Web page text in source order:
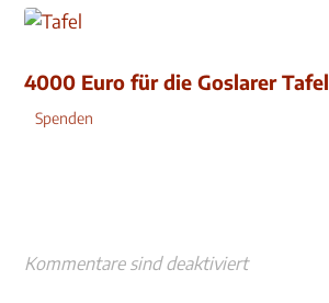
4000 Euro für die Goslarer Tafel
Spenden
Kommentare sind deaktiviert